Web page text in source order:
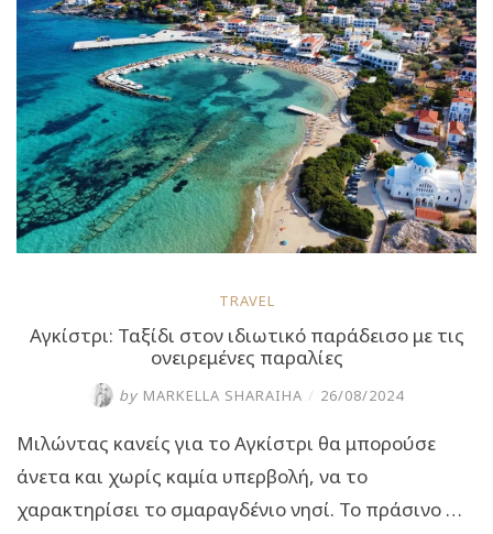
με
το
μύθο
κατοικούσε
δράκος!”
TRAVEL
Αγκίστρι: Ταξίδι στον ιδιωτικό παράδεισο με τις
ονειρεμένες παραλίες
by MARKELLA SHARAIHA / 26/08/2024
Μιλώντας κανείς για το Αγκίστρι θα μπορούσε
άνετα και χωρίς καμία υπερβολή, να το
χαρακτηρίσει το σμαραγδένιο νησί. Το πράσινο …